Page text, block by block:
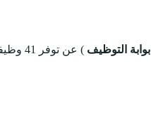
بوابة التوظيف ) عن توفر 41 وظيفة لحملة